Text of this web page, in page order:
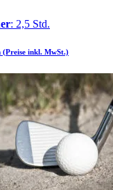
: 2,5 Std.
(Preise inkl. MwSt.)